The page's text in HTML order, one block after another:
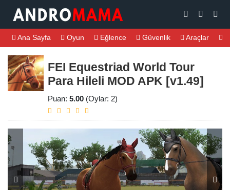
Ana Sayfa Oyun Eğlence Güvenlik Araçlar
FEI Equestriad World Tour
Para Hileli MOD APK [v1.49]
Puan: 5.00 (Oylar: 2)